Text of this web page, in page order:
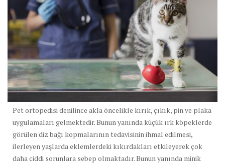
Pet ortopedisi denilince akla öncelikle kırık, çıkık, pin ve plaka
uygulamaları gelmektedir. Bunun yanında küçük ırk köpeklerde
görülen diz bağı kopmalarının tedavisinin ihmal edilmesi,
ilerleyen yaşlarda eklemlerdeki kıkırdakları etkileyerek çok
daha ciddi sorunlara sebep olmaktadır. Bunun yanında minik